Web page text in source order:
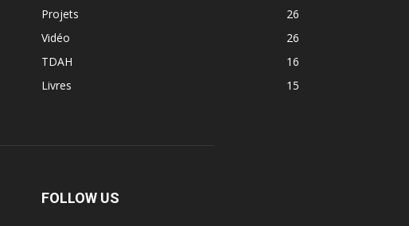
Projets
26
Vidéo
26
TDAH
16
Livres
15
FOLLOW US